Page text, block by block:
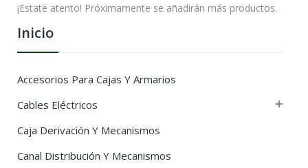
Inicio
Accesorios Para Cajas Y Armarios
Cables Eléctricos

Caja Derivación Y Mecanismos
Canal Distribución Y Mecanismos
¡Estate atento! Próximamente se añadirán más productos.